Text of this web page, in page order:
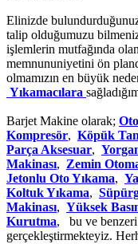
Elinizde
talip olduğumuzu
işlemlerin mutfağında
memnununiyetini ön
olmamızın en büyük
Yıkamacılara
Barjet Makine olarak;
Kompresör, Köpük
Parça Aksesuar,
Makinası, Zemin
Jetonlu Oto Yıkama,
Koltuk Yıkama,
Makinası, Yüksek
Kurutma, bu ve
gerçekleştirmekteyiz.